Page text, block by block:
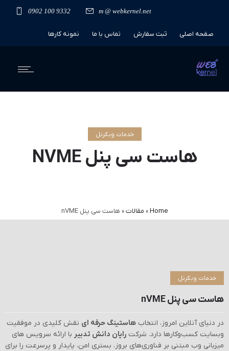
0902 100 9332 m @ webkernel.net
صفحه اصلی ثبت سفارش تماس با ما نمونه کارها
خدمات وبکرنل
هاست سی پنل NVME
Home
» مقالات» هاست سی پنل nVME
خدمات وبکرنل
هاست سی پنل nVME
در دنیای آنلاین امروز، انتخاب هاستینگ حرفه‌ ای نقش کلیدی در موفقیت
وبسایت کسب‌وکارها دارد. شرکت رایان دانش تدبیر با ارائه سرویس‌ های
میزبانی وب مبتنی بر فناوری‌های بروز، بستری امن، پایدار و پرسرعت را برای